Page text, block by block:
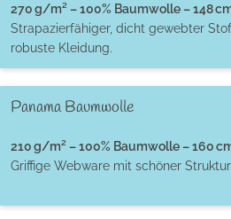
270 g/m² – 100% Baumwolle – 148
Strapazierfähiger, dicht gewebter
robuste Kleidung.
Panama Baumwolle
210 g/m² – 100% Baumwolle – 160
Griffige Webware mit schöner